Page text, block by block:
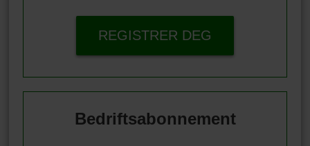
REGISTRER DEG
Bedriftsabonnement